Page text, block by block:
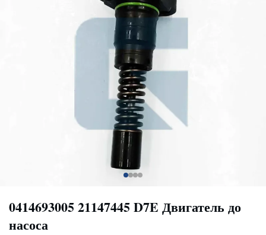
0414693005 21147445 D7E Двигатель до
насоса